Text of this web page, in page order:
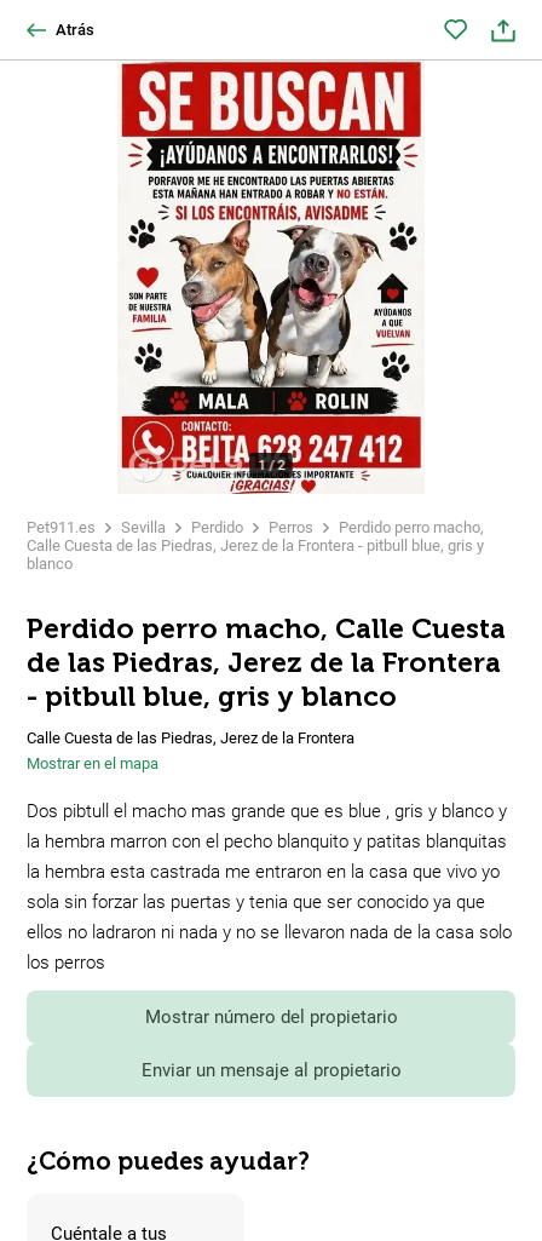
Atrás
1/2
Pet911.es Sevilla Perdido Perros
Perdido perro macho,
Calle Cuesta de las Piedras, Jerez de la Frontera - pitbull blue, gris y
blanco
Perdido perro macho, Calle Cuesta
de las Piedras, Jerez de la Frontera
- pitbull blue, gris y blanco
Calle Cuesta de las Piedras, Jerez de la Frontera
Mostrar en el mapa
Dos pibtull el macho mas grande que es blue , gris y blanco y
la hembra marron con el pecho blanquito y patitas blanquitas
la hembra esta castrada me entraron en la casa que vivo yo
sola sin forzar las puertas y tenia que ser conocido ya que
ellos no ladraron ni nada y no se llevaron nada de la casa solo
los perros
Mostrar número del propietario
Enviar un mensaje al propietario
¿Cómo puedes ayudar?
Cuéntale a tus